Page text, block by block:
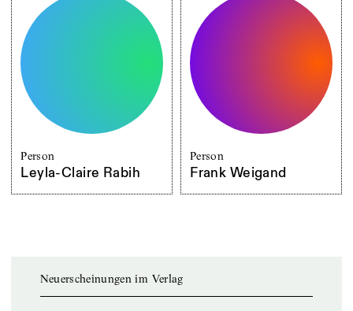
Person
Leyla-Claire Rabih
Person
Frank Weigand
Neuerscheinungen im Verlag